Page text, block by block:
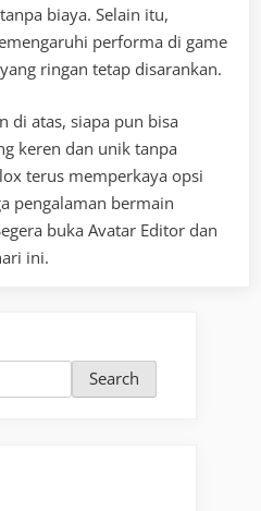
biaya. Selain itu,
performa di game
ringan tetap disarankan.
di atas, siapa pun bisa
keren dan unik tanpa
terus memperkaya opsi
pengalaman bermain
buka Avatar Editor dan
ini.
Search